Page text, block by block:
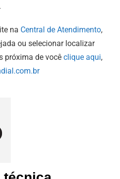
na Central de Atendimento,
ou selecionar localizar
próxima de você clique aqui,